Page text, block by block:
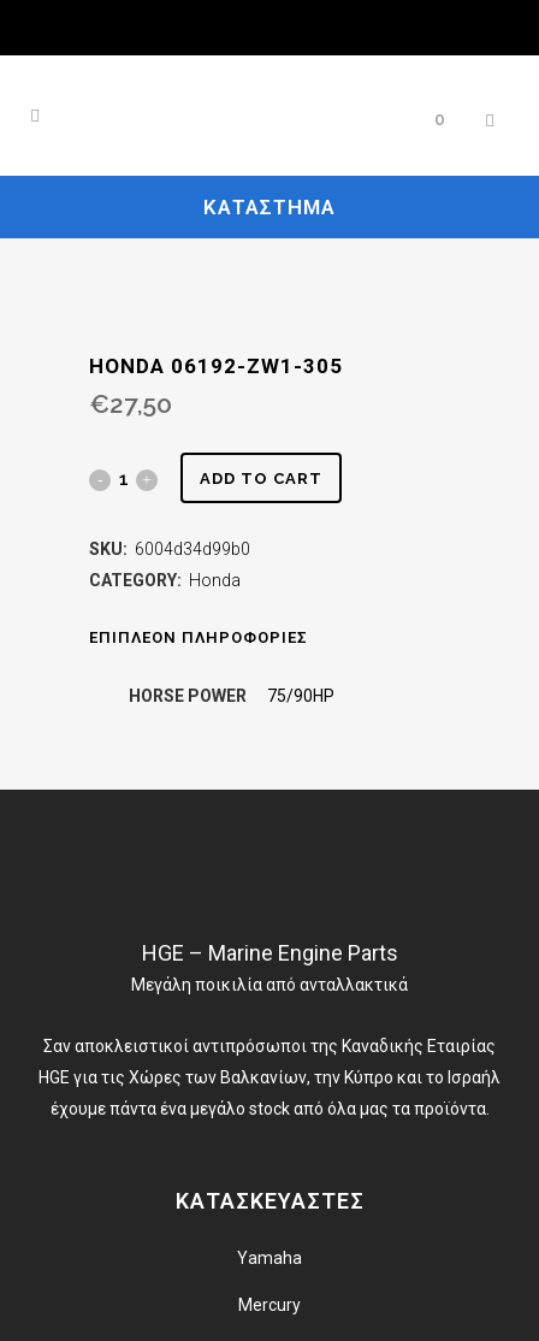
0
ΚΑΤΆΣΤΗΜΑ
HONDA 06192-ZW1-305
€27,50
ADD TO CART
SKU: 6004d34d99b0
CATEGORY: Honda
ΕΠΙΠΛΈΟΝ ΠΛΗΡΟΦΟΡΊΕΣ
HORSE POWER 75/90HP
HGE – Marine Engine Parts
Μεγάλη ποικιλία από ανταλλακτικά
Σαν αποκλειστικοί αντιπρόσωποι της Καναδικής Εταιρίας
HGE για τις Χώρες των Βαλκανίων, την Κύπρο και το Ισραήλ
έχουμε πάντα ένα μεγάλο stock από όλα μας τα προϊόντα.
ΚΑΤΑΣΚΕΥΑΣΤΕΣ
Yamaha
Mercury